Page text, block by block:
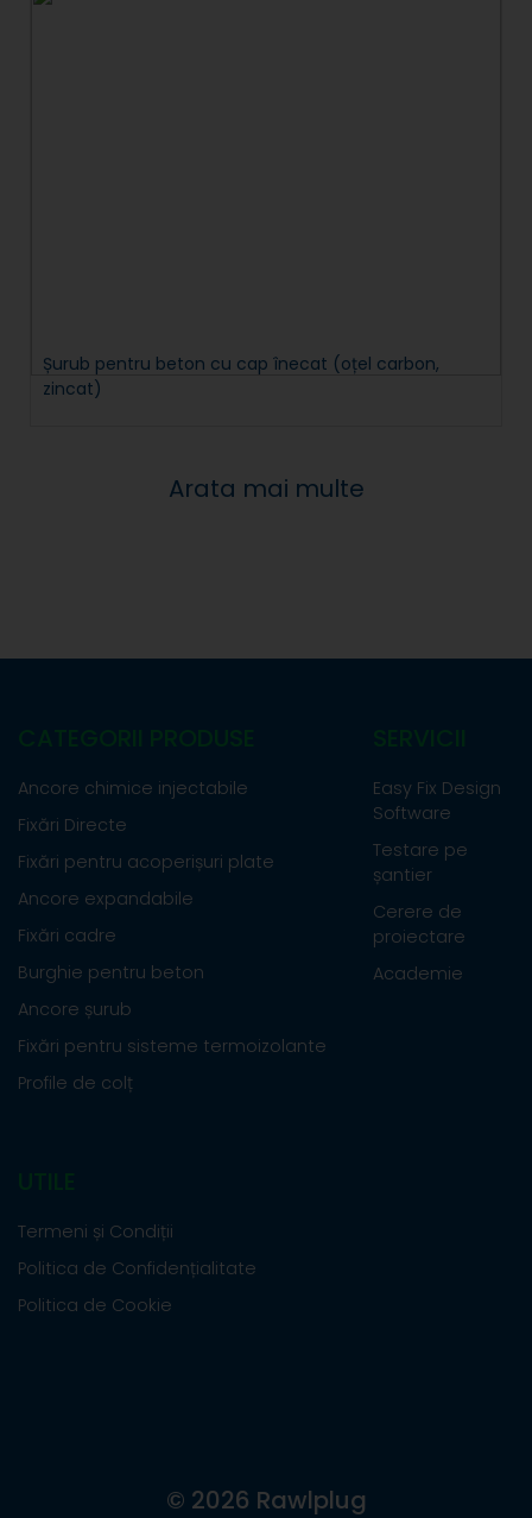
Șurub pentru beton cu cap înecat (oțel carbon,
zincat)
Arata mai multe
Ancore chimice injectabile
Fixări Directe
Fixări pentru acoperișuri plate
Ancore expandabile
Fixări cadre
Burghie pentru beton
Ancore șurub
Fixări pentru sisteme termoizolante
Profile de colț
Easy Fix Design
Software
Testare pe
șantier
Cerere de
proiectare
Academie
Termeni și Condiții
Politica de Confidențialitate
Politica de Cookie
© 2026 Rawlplug